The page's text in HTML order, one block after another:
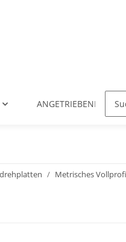
ANGETRIEBENE
Metrisches